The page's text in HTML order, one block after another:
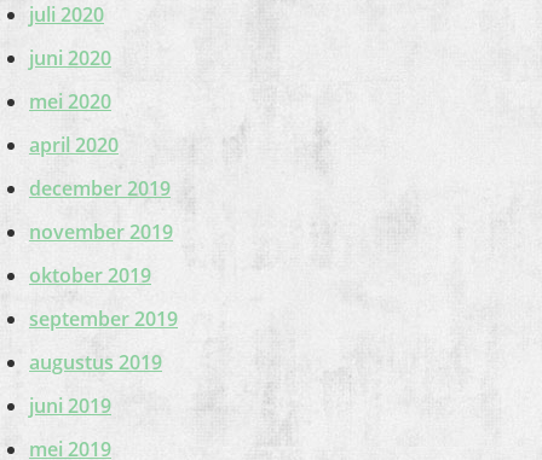
juli 2020
juni 2020
mei 2020
april 2020
december 2019
november 2019
oktober 2019
september 2019
augustus 2019
juni 2019
mei 2019